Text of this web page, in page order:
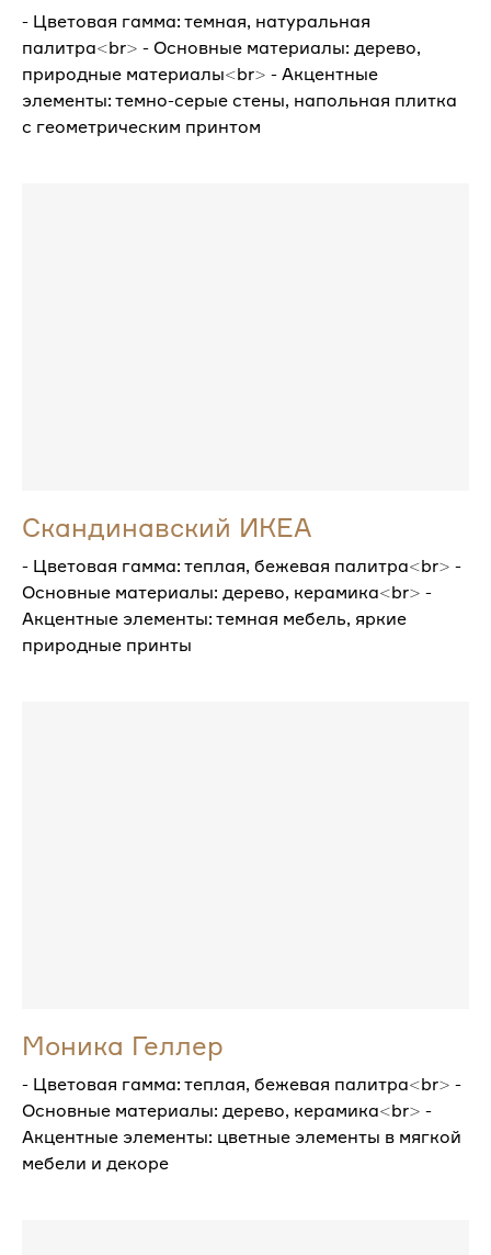
- Цветовая гамма: темная, натуральная
палитра<br> - Основные материалы: дерево,
природные материалы<br> - Акцентные
элементы: темно-серые стены, напольная плитка
с геометрическим принтом
Скандинавский ИКЕА
- Цветовая гамма: теплая, бежевая палитра<br> -
Основные материалы: дерево, керамика<br> -
Акцентные элементы: темная мебель, яркие
природные принты
Моника Геллер
- Цветовая гамма: теплая, бежевая палитра<br> -
Основные материалы: дерево, керамика<br> -
Акцентные элементы: цветные элементы в мягкой
мебели и декоре